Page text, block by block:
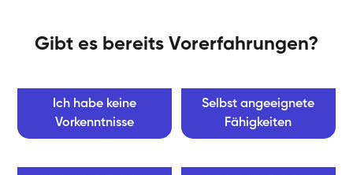
Gibt es bereits Vorerfahrungen?
Ich habe keine
Vorkenntnisse
Selbst angeeignete
Fähigkeiten